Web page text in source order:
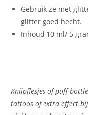
Gebruik ze met
glitter goed hecht.
Inhoud 10 ml/ 5
Knijpflesjes of puff
tattoos of extra effect